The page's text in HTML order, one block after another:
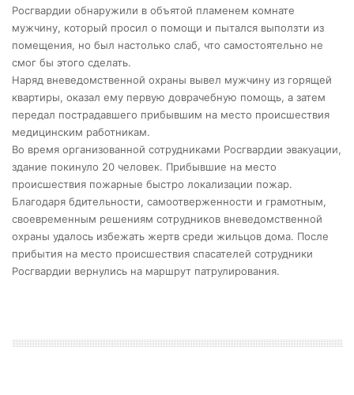
Росгвардии обнаружили в объятой пламенем комнате
мужчину, который просил о помощи и пытался выползти из
помещения, но был настолько слаб, что самостоятельно не
смог бы этого сделать.
Наряд вневедомственной охраны вывел мужчину из горящей
квартиры, оказал ему первую доврачебную помощь, а затем
передал пострадавшего прибывшим на место происшествия
медицинским работникам.
Во время организованной сотрудниками Росгвардии эвакуации,
здание покинуло 20 человек. Прибывшие на место
происшествия пожарные быстро локализации пожар.
Благодаря бдительности, самоотверженности и грамотным,
своевременным решениям сотрудников вневедомственной
охраны удалось избежать жертв среди жильцов дома. После
прибытия на место происшествия спасателей сотрудники
Росгвардии вернулись на маршрут патрулирования.